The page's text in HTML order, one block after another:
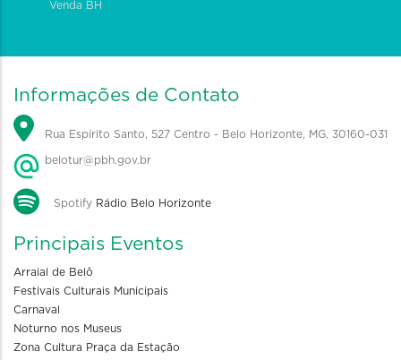
Venda BH
Informações de Contato
Rua Espírito Santo, 527 Centro - Belo Horizonte, MG, 30160-031
belotur@pbh.gov.br
Spotify Rádio Belo Horizonte
Principais Eventos
Arraial de Belô
Festivais Culturais Municipais
Carnaval
Noturno nos Museus
Zona Cultura Praça da Estação